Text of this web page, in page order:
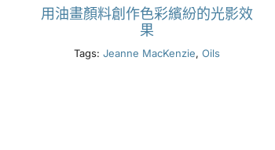
用油畫顏料創作色彩繽紛的光影效
果
Tags:Jeanne MacKenzie,Oils